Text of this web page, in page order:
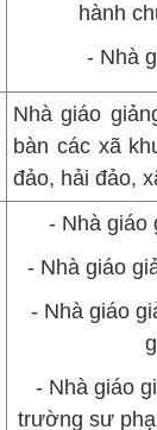
hành
- Nhà
Nhà giáo
bàn các xã
đảo, hải đảo,
- Nhà giáo
- Nhà giáo
- Nhà giáo
- Nhà giáo
trường sư